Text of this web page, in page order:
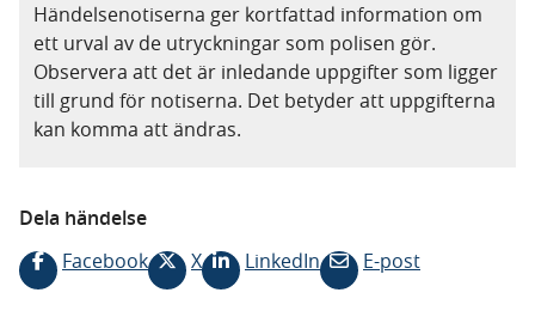
Händelsenotiserna ger kortfattad information om
ett urval av de utryckningar som polisen gör.
Observera att det är inledande uppgifter som ligger
till grund för notiserna. Det betyder att uppgifterna
kan komma att ändras.
Dela händelse
Facebook
X LinkedIn E-post